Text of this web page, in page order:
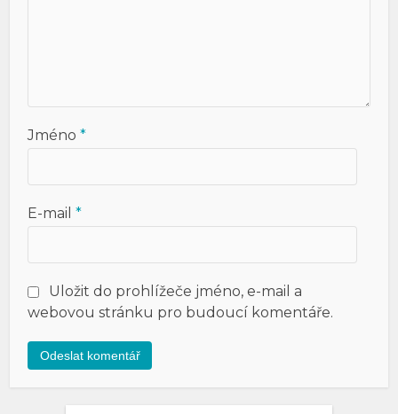
Jméno*
E-mail*
Uložit do prohlížeče jméno, e-mail a
webovou stránku pro budoucí komentáře.